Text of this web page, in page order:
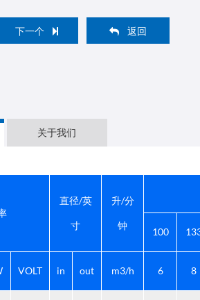
下一个 返回
关于我们
直径/英
寸
升/分
钟
100
VOLT in out m3/h 6 8